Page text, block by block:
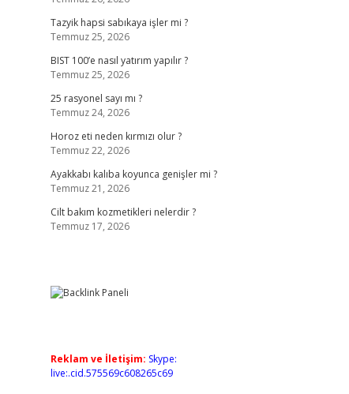
Tazyik hapsi sabıkaya işler mi ?
Temmuz 25, 2026
BIST 100’e nasıl yatırım yapılır ?
Temmuz 25, 2026
25 rasyonel sayı mı ?
Temmuz 24, 2026
Horoz eti neden kırmızı olur ?
Temmuz 22, 2026
Ayakkabı kalıba koyunca genişler mi ?
Temmuz 21, 2026
Cilt bakım kozmetikleri nelerdir ?
Temmuz 17, 2026
Reklam ve İletişim: Skype:
live:.cid.575569c608265c69